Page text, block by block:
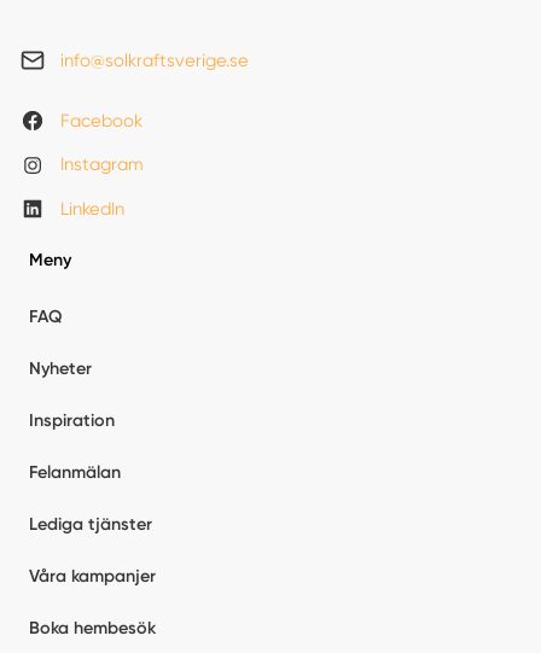
info@solkraftsverige.se
Facebook
Instagram
LinkedIn
Meny
FAQ
Nyheter
Inspiration
Felanmälan
Lediga tjänster
Våra kampanjer
Boka hembesök